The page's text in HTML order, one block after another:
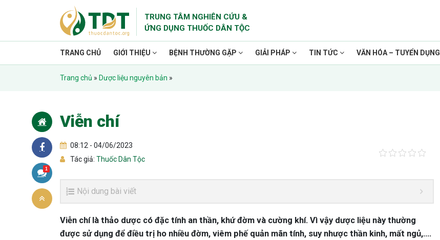
TRUNG TÂM NGHIÊN CỨU &
ỨNG DỤNG THUỐC DÂN TỘC
TRANG CHỦ GIỚI THIỆU BỆNH THƯỜNG GẶP GIẢI PHÁP TIN TỨC VĂN HÓA – TUYỂN DỤNG
Trang chủ » Dược liệu nguyên bản »
Viễn chí
08:12 - 04/06/2023
Tác giả: Thuốc Dân Tộc
1
Nội dung bài viết
Viễn chí là thảo dược có đặc tính an thần, khứ đờm và cường khí. Vì vậy dược liệu này thường
được sử dụng để điều trị ho nhiều đờm, viêm phế quản mãn tính, suy nhược thần kinh, mất ngủ,….